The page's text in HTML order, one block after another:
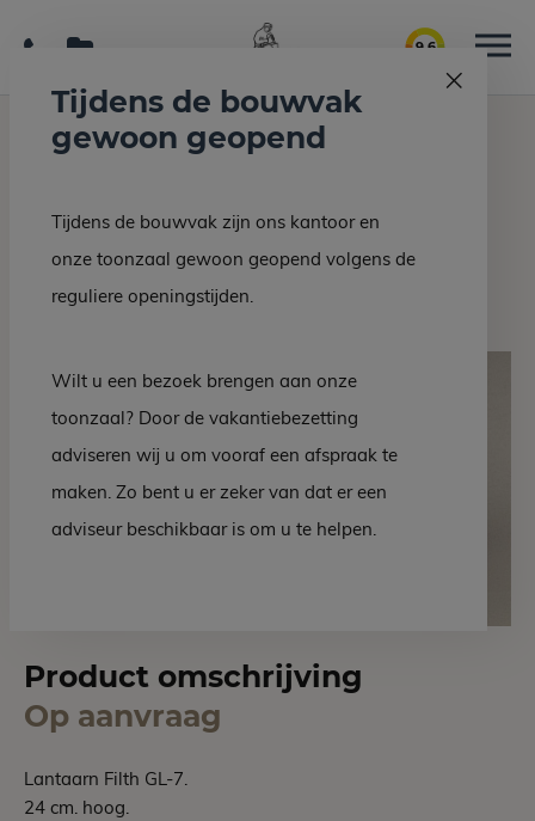
9.6
Home Grafmonumenten Lantaarn 016
Lantaarn 016
Product omschrijving
Op aanvraag
Lantaarn Filth GL-7.
24 cm. hoog.
Tijdens de bouwvak
gewoon geopend
Tijdens de bouwvak zijn ons kantoor en
onze toonzaal gewoon geopend volgens de
reguliere openingstijden.
Wilt u een bezoek brengen aan onze
toonzaal? Door de vakantiebezetting
adviseren wij u om vooraf een afspraak te
maken. Zo bent u er zeker van dat er een
adviseur beschikbaar is om u te helpen.